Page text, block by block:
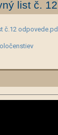
list č.
č.12